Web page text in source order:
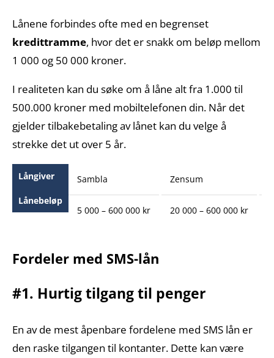
Lånene forbindes ofte med en begrenset
kredittramme, hvor det er snakk om beløp mellom
1 000 og 50 000 kroner.
I realiteten kan du søke om å låne alt fra 1.000 til
500.000 kroner med mobiltelefonen din. Når det
gjelder tilbakebetaling av lånet kan du velge å
strekke det ut over 5 år.
Långiver
Lånebeløp
Sambla
5 000 – 600 000 kr
Zensum
20 000 – 600 000 kr
Fordeler med SMS-lån
#1. Hurtig tilgang til penger
En av de mest åpenbare fordelene med SMS lån er
den raske tilgangen til kontanter. Dette kan være